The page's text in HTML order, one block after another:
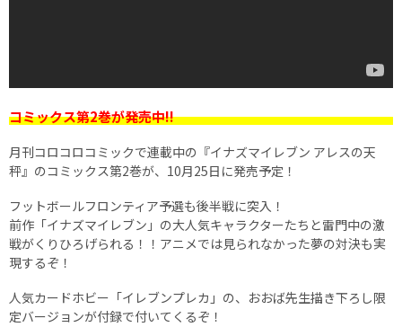
コミックス第2巻が発売中!!
月刊コロコロコミックで連載中の『イナズマイレブン アレスの天
秤』のコミックス第2巻が、10月25日に発売予定！
フットボールフロンティア予選も後半戦に突入！
前作「イナズマイレブン」の大人気キャラクターたちと雷門中の激
戦がくりひろげられる！！アニメでは見られなかった夢の対決も実
現するぞ！
人気カードホビー「イレブンプレカ」の、おおば先生描き下ろし限
定バージョンが付録で付いてくるぞ！